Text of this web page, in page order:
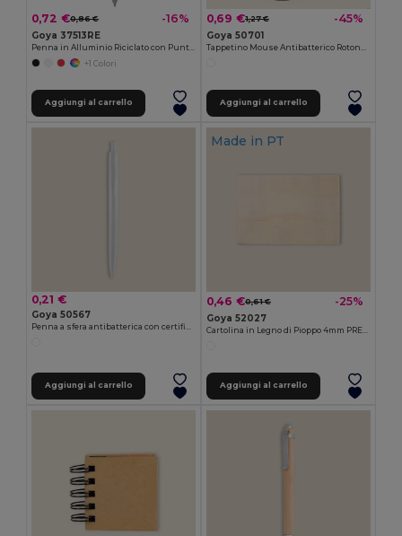
0,72 €0,86 € -16%
Goya 37513RE
+1 Colori
Aggiungi al carrello
0,69 €1,27 € -45%
Goya 50701
Aggiungi al carrello
0,21 €
Goya 50567
Aggiungi al carrello
Made in PT
0,46 €0,61 € -25%
Goya 52027
Aggiungi al carrello